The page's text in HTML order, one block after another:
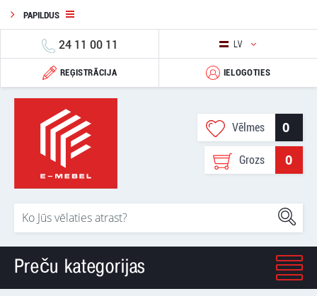
PAPILDUS
24 11 00 11 LV
REĢISTRĀCIJA IELOGOTIES
Vēlmes 0
Grozs 0
Preču kategorijas